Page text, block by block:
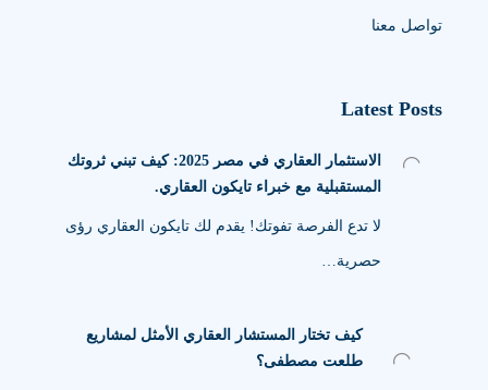
تواصل معنا
Latest Posts
الاستثمار العقاري في مصر 2025: كيف تبني ثروتك
المستقبلية مع خبراء تايكون العقاري.
لا تدع الفرصة تفوتك! يقدم لك تايكون العقاري رؤى
حصرية…
كيف تختار المستشار العقاري الأمثل لمشاريع
طلعت مصطفى؟